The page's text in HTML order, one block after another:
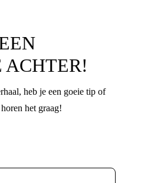
ACHTER!
heb je een goeie tip of
het graag!